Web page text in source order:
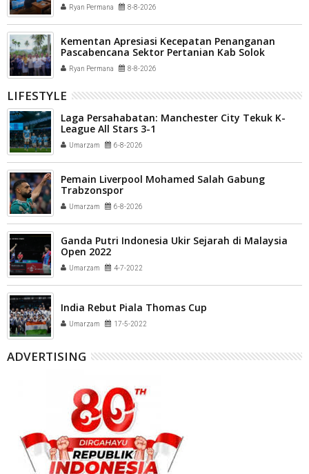
Ryan Permana 8-8-2026
Kementan Apresiasi Kecepatan Penanganan
Pascabencana Sektor Pertanian Kab Solok
Ryan Permana 8-8-2026
LIFESTYLE
Laga Persahabatan: Manchester City Tekuk K-
League All Stars 3-1
Umarzam 6-8-2026
Pemain Liverpool Mohamed Salah Gabung
Trabzonspor
Umarzam 6-8-2026
Ganda Putri Indonesia Ukir Sejarah di Malaysia
Open 2022
Umarzam 4-7-2022
India Rebut Piala Thomas Cup
Umarzam 17-5-2022
ADVERTISING